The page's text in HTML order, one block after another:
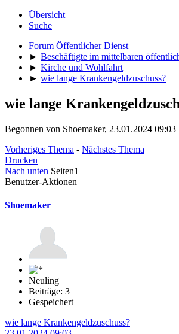
Übersicht
Suche
Forum Öffentlicher Dienst
► Beschäftigte im mittelbaren
► Kirche und Wohlfahrt
► wie lange Krankengeldzuschuss?
wie lange
Begonnen von Shoemaker, 23.01.2024 09:03
Vorheriges Thema - Nächstes Thema
Drucken
Nach unten Seiten1
Benutzer-Aktionen
Shoemaker
Neuling
Beiträge: 3
Gespeichert
wie lange Krankengeldzuschuss?